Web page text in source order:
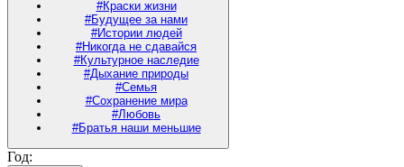
#Краски жизни
#Будущее за нами
#Истории людей
#Никогда не сдавайся
#Культурное наследие
#Дыхание природы
#Семья
#Сохранение мира
#Любовь
#Братья наши меньшие
Год: